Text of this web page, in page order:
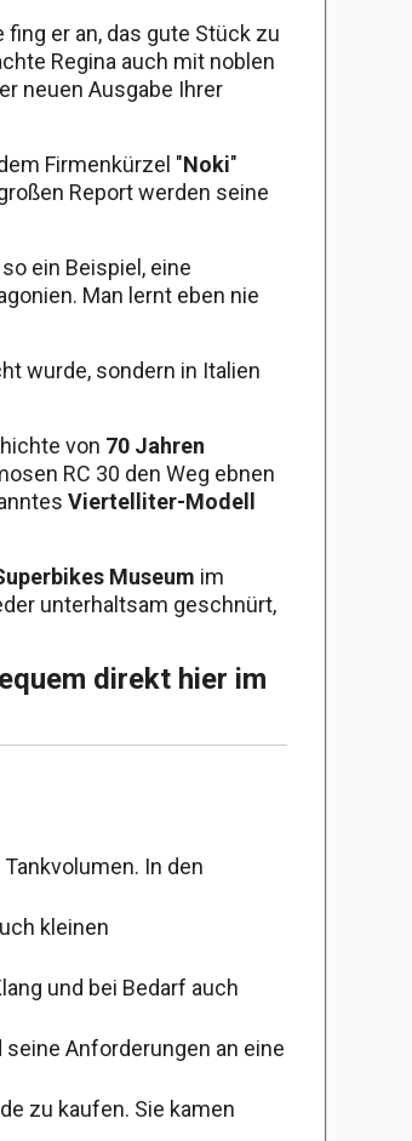
er an, das gute Stück zu
Regina auch mit noblen
neuen Ausgabe Ihrer
Firmenkürzel "Noki"
Report werden seine
ein Beispiel, eine
Man lernt eben nie
wurde, sondern in Italien
von 70 Jahren
RC 30 den Weg ebnen
Viertelliter-Modell
Museum im
unterhaltsam geschnürt,
direkt hier im
In den
kleinen
und bei Bedarf auch
Anforderungen an eine
zu kaufen. Sie kamen